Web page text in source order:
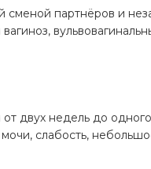
сменой партнёров и
двух недель до
слабость,